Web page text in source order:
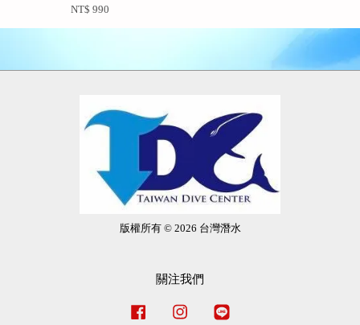
NT$ 990
版權所有 © 2026 台灣潛水
關注我們
Facebook Instagram